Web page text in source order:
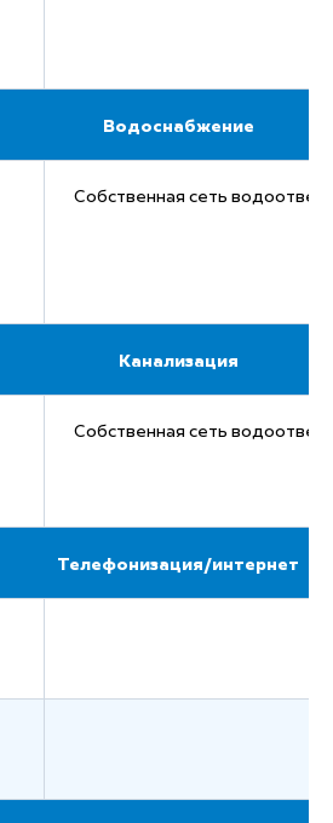
Водоснабжение
Собственная сеть
Канализация
Собственная сеть
Телефонизация/интернет